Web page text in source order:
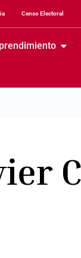
Censo Electoral